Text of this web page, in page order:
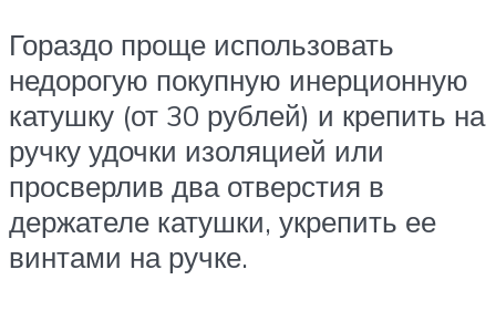
Гораздо проще использовать
недорогую покупную инерционную
катушку (от 30 рублей) и крепить на
ручку удочки изоляцией или
просверлив два отверстия в
держателе катушки, укрепить ее
винтами на ручке.